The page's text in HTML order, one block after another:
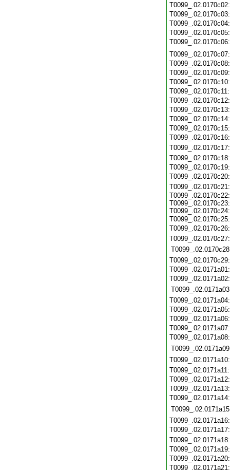
T0099_.02.0170c22:
T0099_.02.0170c23:
T0099_.02.0170c24: